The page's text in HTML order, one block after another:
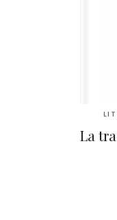
La